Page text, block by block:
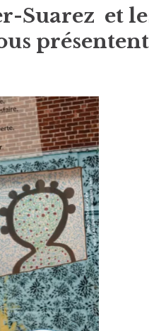
Suarez et
présentent